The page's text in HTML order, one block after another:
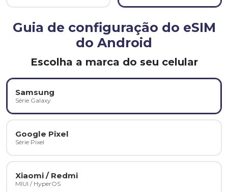
Guia de configuração do eSIM
do Android
Escolha a marca do seu celular
Samsung
Série Galaxy
Google Pixel
Série Pixel
Xiaomi / Redmi
MIUI / HyperOS